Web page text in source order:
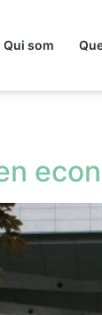
Qui som